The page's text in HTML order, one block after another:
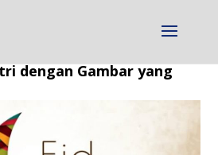
dengan Gambar yang